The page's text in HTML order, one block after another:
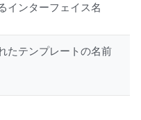
インターフェイス名
たテンプレートの名前